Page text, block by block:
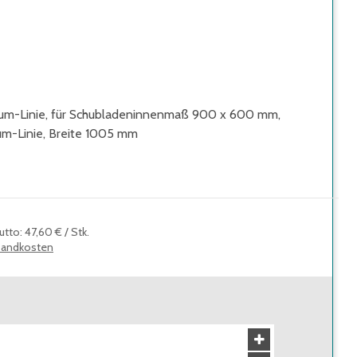
Linie, für Schubladeninnenmaß 900 x 600 mm,
Linie, Breite 1005 mm
: 47,60 € /Stk.